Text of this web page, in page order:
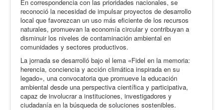
En correspondencia con las prioridades nacionales, se
reconoció la necesidad de impulsar proyectos de desarrollo
local que favorezcan un uso más eficiente de los recursos
naturales, promuevan la economía circular y contribuyan a
disminuir los niveles de contaminación ambiental en
comunidades y sectores productivos.
La jornada se desarrolló bajo el lema «Fidel en la memoria:
herencia, conciencia y acción climática inspirada en su
legado», una convocatoria que promueve la educación
ambiental desde una perspectiva científica y participativa,
capaz de involucrar a instituciones, investigadores y
ciudadanía en la búsqueda de soluciones sostenibles.